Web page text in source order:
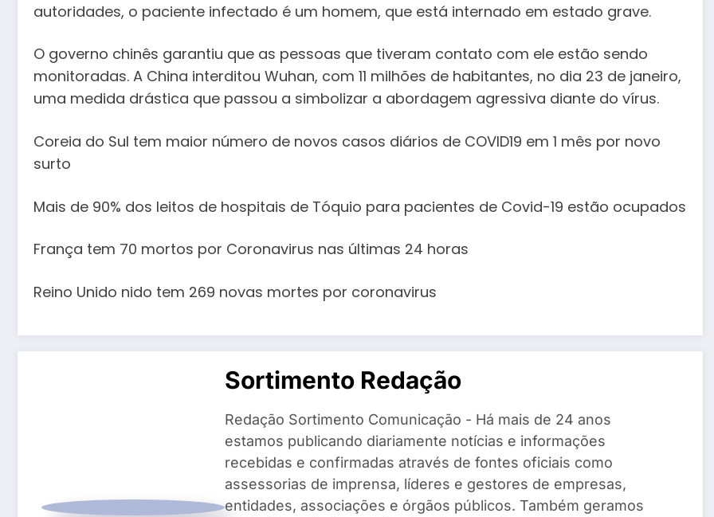
autoridades, o paciente infectado é um homem, que está internado em estado grave.
O governo chinês garantiu que as pessoas que tiveram contato com ele estão sendo
monitoradas. A China interditou Wuhan, com 11 milhões de habitantes, no dia 23 de janeiro,
uma medida drástica que passou a simbolizar a abordagem agressiva diante do vírus.
Coreia do Sul tem maior número de novos casos diários de COVID19 em 1 mês por novo
surto
Mais de 90% dos leitos de hospitais de Tóquio para pacientes de Covid-19 estão ocupados
França tem 70 mortos por Coronavirus nas últimas 24 horas
Reino Unido nido tem 269 novas mortes por coronavirus
Sortimento Redação
Redação Sortimento Comunicação - Há mais de 24 anos
estamos publicando diariamente notícias e informações
recebidas e confirmadas através de fontes oficiais como
assessorias de imprensa, líderes e gestores de empresas,
entidades, associações e órgãos públicos. Também geramos